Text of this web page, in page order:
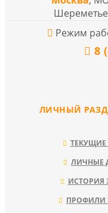
Режим
8
ЛИЧНЫЙ
ТЕКУЩИЕ
ЛИЧНЫЕ
ИСТОРИЯ
ПРОФИЛИ